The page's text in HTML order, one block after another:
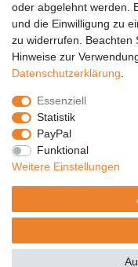
GLS
PaketPLUS
SPONSORING
Malchower SV 90
Malchower Wölfe
ZERTIFIKATE
Händlerbund
Trusted Shops
oder abgelehnt werden.
und die Einwilligung zu
zu widerrufen. Beachten
Hinweise zur
Daten­schutz­erklärung
Essenziell
Statistik
PayPal
Funktional
Weitere Einstellungen